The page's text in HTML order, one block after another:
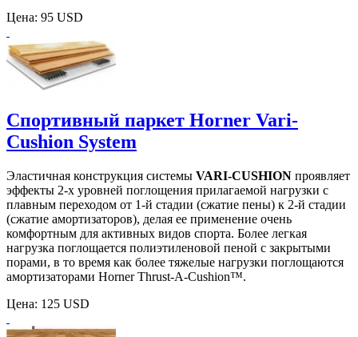
Цена: 95 USD
Спортивный паркет Horner Vari-
Cushion System
Эластичная конструкция системы VARI-CUSHION проявляет
эффекты 2-х уровней поглощения прилагаемой нагрузки с
плавным переходом от 1-й стадии (сжатие пены) к 2-й стадии
(сжатие амортизаторов), делая ее применение очень
комфортным для активных видов спорта. Более легкая
нагрузка поглощается полиэтиленовой пеной с закрытыми
порами, в то время как более тяжелые нагрузки поглощаются
амортизаторами Horner Thrust-A-Cushion™.
Цена: 125 USD